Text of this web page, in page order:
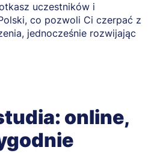
uczestników i
co pozwoli Ci czerpać z
jednocześnie rozwijając
online,